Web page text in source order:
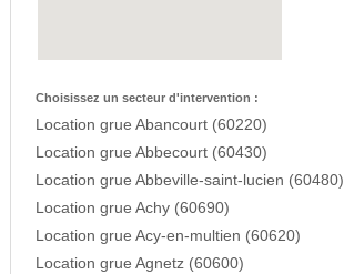
Choisissez un secteur d'intervention :
Location grue Abancourt (60220)
Location grue Abbecourt (60430)
Location grue Abbeville-saint-lucien (60480)
Location grue Achy (60690)
Location grue Acy-en-multien (60620)
Location grue Agnetz (60600)